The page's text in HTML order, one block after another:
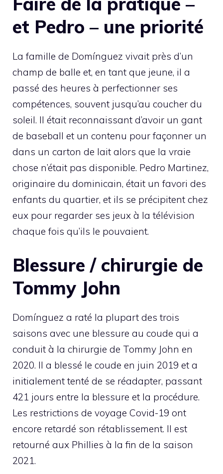
et Pedro – une priorité
La famille de Domínguez vivait près d’un
champ de balle et, en tant que jeune, il a
passé des heures à perfectionner ses
compétences, souvent jusqu’au coucher du
soleil. Il était reconnaissant d’avoir un gant
de baseball et un contenu pour façonner un
dans un carton de lait alors que la vraie
chose n’était pas disponible. Pedro Martinez,
originaire du dominicain, était un favori des
enfants du quartier, et ils se précipitent chez
eux pour regarder ses jeux à la télévision
chaque fois qu’ils le pouvaient.
Blessure / chirurgie de
Tommy John
Domínguez a raté la plupart des trois
saisons avec une blessure au coude qui a
conduit à la chirurgie de Tommy John en
2020. Il a blessé le coude en juin 2019 et a
initialement tenté de se réadapter, passant
421 jours entre la blessure et la procédure.
Les restrictions de voyage Covid-19 ont
encore retardé son rétablissement. Il est
retourné aux Phillies à la fin de la saison
2021.